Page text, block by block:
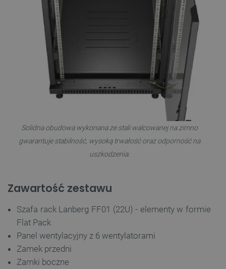
Solidna obudowa wykonana ze stali walcowanej na zimno
gwarantuje stabilność, wysoką trwałość oraz odporność na
uszkodzenia.
Zawartość zestawu
Szafa rack Lanberg FF01 (22U) - elementy w formie
Flat Pack
Panel wentylacyjny z 6 wentylatorami
Zamek przedni
Zamki boczne
Niezbędne Targetowanie
Niezbędne pliki cookie umożliwiają korzystanie z
podstawowych funkcji strony internetowej, takich
jak logowanie użytkownika i zarządzanie kontem.
Bez niezbędnych plików cookie nie można
prawidłowo korzystać ze strony internetowej.
Provider /
Domena
.botland.com.pl